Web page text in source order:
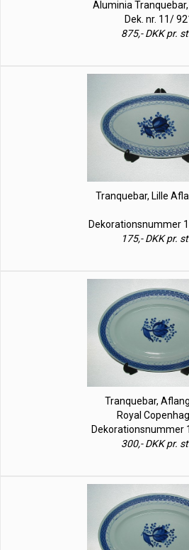
Aluminia
Dek. nr. 11/
875,- DKK pr.
Tranquebar, Lille
Dekorationsnummer
175,- DKK pr.
Tranquebar,
Royal
Dekorationsnummer
300,- DKK pr.